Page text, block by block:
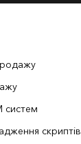
систем
скриптів